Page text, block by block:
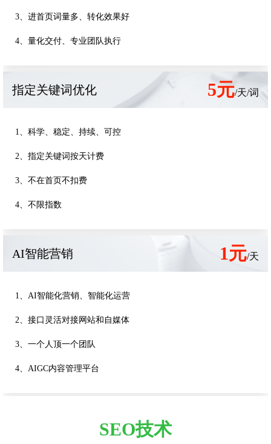
3、进首页词量多、转化效果好
4、量化交付、专业团队执行
指定关键词优化 5元/天/词
1、科学、稳定、持续、可控
2、指定关键词按天计费
3、不在首页不扣费
4、不限指数
AI智能营销 1元/天
1、AI智能化营销、智能化运营
2、接口灵活对接网站和自媒体
3、一个人顶一个团队
4、AIGC内容管理平台
SEO技术